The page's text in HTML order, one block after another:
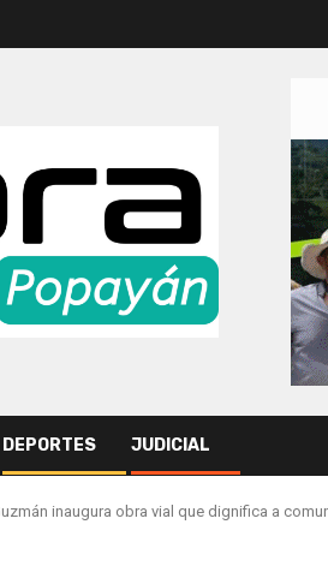
DEPORTES JUDICIAL
inaugura obra vial que dignifica a